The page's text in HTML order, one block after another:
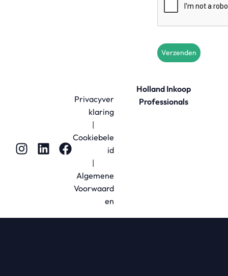
Verzenden
Holland Inkoop
Professionals
Privacyver
klaring
|
Cookiebele
id
|
Algemene
Voorwaard
en